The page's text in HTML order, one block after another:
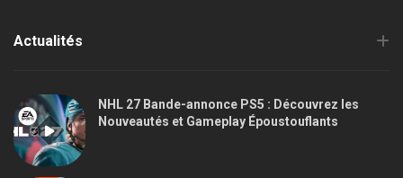
Actualités
NHL 27 Bande-annonce PS5 : Découvrez les
Nouveautés et Gameplay Époustouflants